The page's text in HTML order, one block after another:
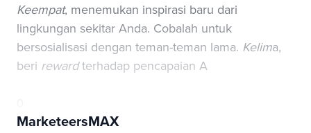
Keempat, menemukan inspirasi baru dari
lingkungan sekitar Anda. Cobalah untuk
bersosialisasi dengan teman-teman lama. Kelima,
beri rewardterhadap pencapaian A
MarketeersMAX